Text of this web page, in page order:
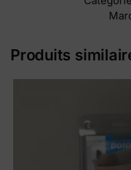
Produits